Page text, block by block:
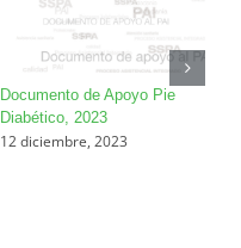
Documento de Apoyo Pie
Diabético, 2023
12 diciembre, 2023